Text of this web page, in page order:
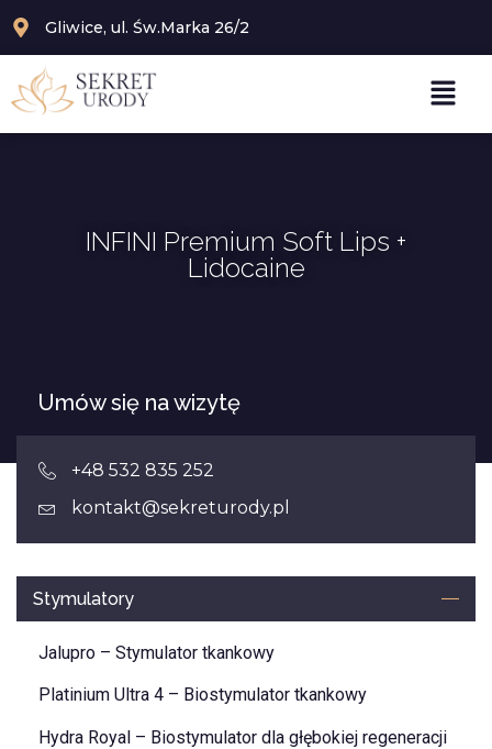
Gliwice, ul. Św.Marka 26/2
INFINI Premium Soft Lips +
Lidocaine
Umów się na wizytę
+48 532 835 252
kontakt@sekreturody.pl
Stymulatory
Jalupro – Stymulator tkankowy
Platinium Ultra 4 – Biostymulator tkankowy
Hydra Royal – Biostymulator dla głębokiej regeneracji